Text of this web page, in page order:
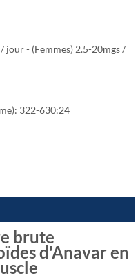
jour - (Femmes) 2.5-20mgs /
322-630:24
brute
d'Anavar en